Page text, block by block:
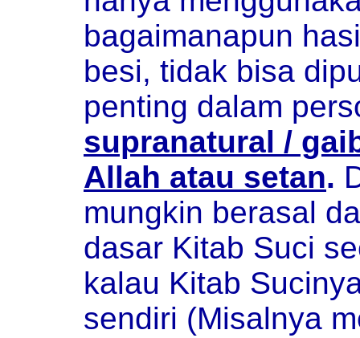
bagaimanapun
besi, tidak bisa
penting dalam
supranatural /
Allah atau setan.
mungkin berasal
dasar Kitab Suci
kalau Kitab
sendiri (Misalnya